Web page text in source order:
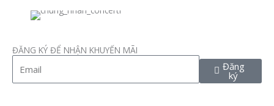
ĐĂNG KÝ ĐỂ NHẬN KHUYẾN MÃI
Đăng
ký